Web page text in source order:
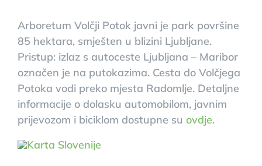
Arboretum Volčji Potok javni je park površine
85 hektara, smješten u blizini Ljubljane.
Pristup: izlaz s autoceste Ljubljana – Maribor
označen je na putokazima. Cesta do Volčjega
Potoka vodi preko mjesta Radomlje. Detaljne
informacije o dolasku automobilom, javnim
prijevozom i biciklom dostupne su ovdje.